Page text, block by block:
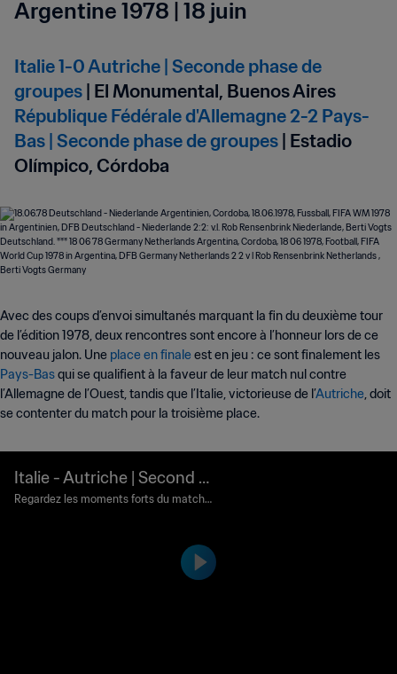
Argentine 1978 | 18 juin
Italie 1-0 Autriche | Seconde phase de
groupes| El Monumental, Buenos Aires
République Fédérale d'Allemagne 2-2 Pays-
Bas | Seconde phase de groupes| Estadio
Olímpico, Córdoba
Avec des coups d’envoi simultanés marquant la fin du deuxième tour
de l’édition 1978, deux rencontres sont encore à l’honneur lors de ce
nouveau jalon. Une place en finaleest en jeu : ce sont finalement les
Pays-Basqui se qualifient à la faveur de leur match nul contre
l’Allemagne de l’Ouest, tandis que l’Italie, victorieuse de l’Autriche, doit
se contenter du match pour la troisième place.
Italie - Autriche | Second t
our | Coupe du Monde de l
Regardez les moments forts du match I